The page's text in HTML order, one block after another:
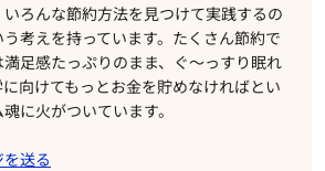
ろんな節約方法を見つけて実践するの
考えを持っています。たくさん節約で
足感たっぷりのまま、ぐ～っすり眠れ
向けてもっとお金を貯めなければとい
に火がついています。
送る